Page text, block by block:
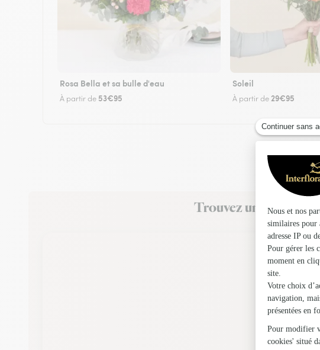
Rosa Bella et sa bulle d'eau
À partir de 53€95
Soleil
À partir de 29€95
Trouvez un fleuriste